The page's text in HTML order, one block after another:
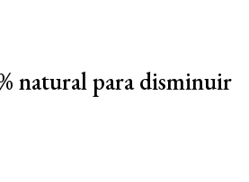
natural para disminuir